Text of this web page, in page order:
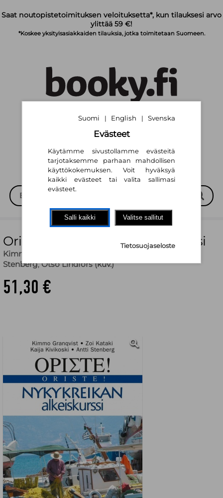
Saat noutopistetoimituksen veloituksetta*, kun tilauksesi arvo
ylittää 59 €!
*Koskee yksityisasiakkaiden tilauksia, jotka toimitetaan Suomeen.
Suomi | English | Svenska
Oriste! : Nykykreikan alkeiskurssi
Kimmo Granqvist
Stenberg,Otso Lindfors (kuv.)
51,30 €
Suomi | English | Svenska
Evästeet
Käytämme sivustollamme evästeitä
tarjotaksemme parhaan mahdollisen
käyttökokemuksen. Voit hyväksyä
kaikki evästeet tai valita sallimasi
evästeet.
Salli kaikki Valitse sallitut
Tietosuojaseloste